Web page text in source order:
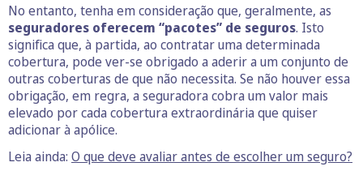
No entanto, tenha em consideração que, geralmente, as
seguradores oferecem “pacotes” de seguros. Isto
significa que, à partida, ao contratar uma determinada
cobertura, pode ver-se obrigado a aderir a um conjunto de
outras coberturas de que não necessita. Se não houver essa
obrigação, em regra, a seguradora cobra um valor mais
elevado por cada cobertura extraordinária que quiser
adicionar à apólice.
Leia ainda: O que deve avaliar antes de escolher um seguro?